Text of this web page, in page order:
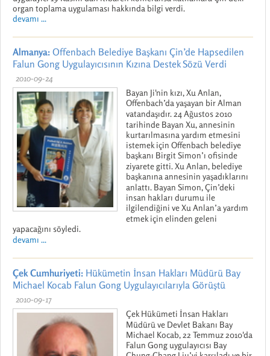
organ toplama uygulaması hakkında bilgi verdi.
devamı ...
Almanya: Offenbach Belediye Başkanı Çin’de Hapsedilen
Falun Gong Uygulayıcısının Kızına Destek Sözü Verdi
2010-09-24
Bayan Ji'nin kızı, Xu Anlan,
Offenbach’da yaşayan bir Alman
vatandaşıdır. 24 Ağustos 2010
tarihinde Bayan Xu, annesinin
kurtarılmasına yardım etmesini
istemek için Offenbach belediye
başkanı Birgit Simon’ı ofisinde
ziyarete gitti. Xu Anlan, belediye
başkanına annesinin yaşadıklarını
anlattı. Bayan Simon, Çin’deki
insan hakları durumu ile
ilgilendiğini ve Xu Anlan’a yardım
etmek için elinden geleni
yapacağını söyledi.
devamı ...
Çek Cumhuriyeti: Hükümetin İnsan Hakları Müdürü Bay
Michael Kocab Falun Gong Uygulayıcılarıyla Görüştü
2010-09-17
Çek Hükümeti İnsan Hakları
Müdürü ve Devlet Bakanı Bay
Michael Kocab, 22 Temmuz 2010'da
Falun Gong uygulayıcısı Bay